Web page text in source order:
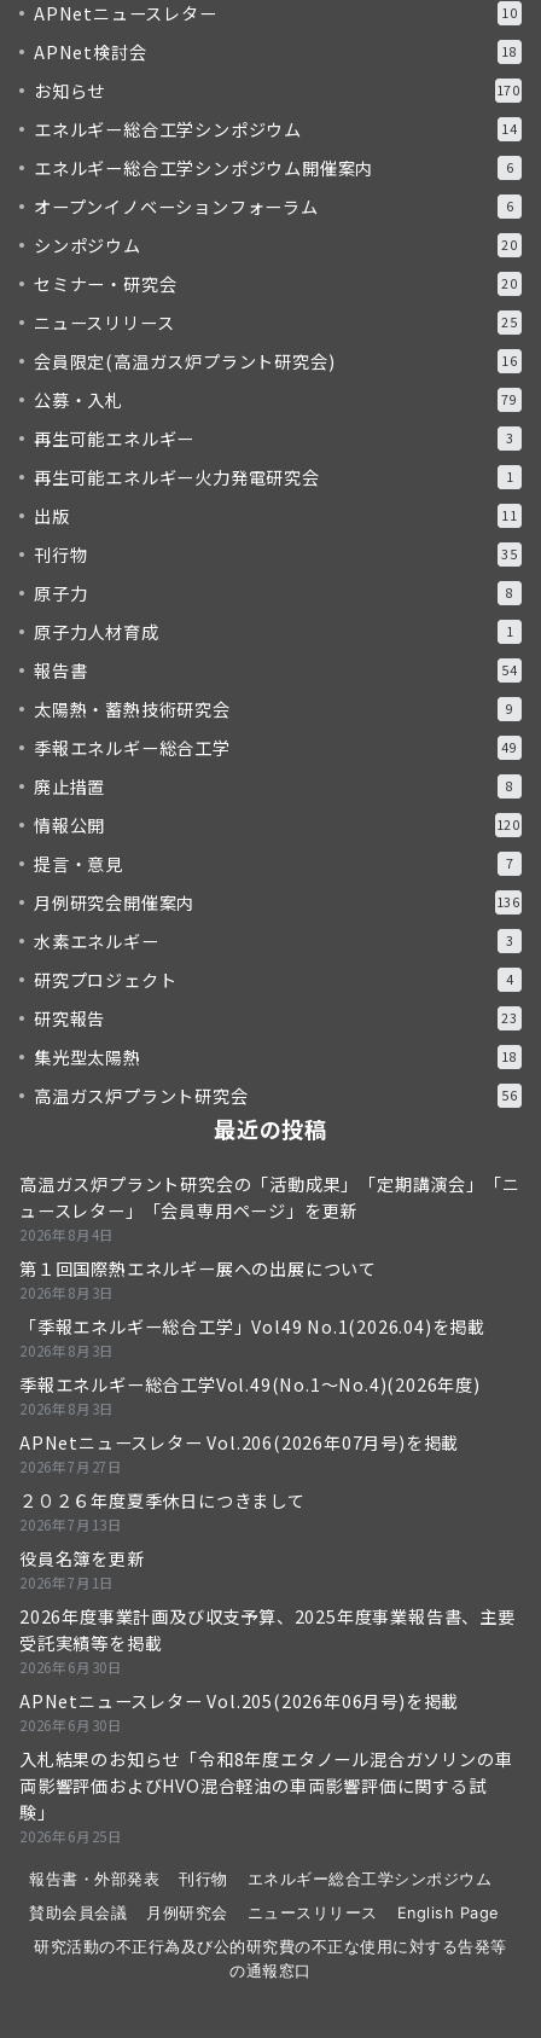
APNetニュースレター 10
APNet検討会 18
お知らせ 170
エネルギー総合工学シンポジウム 14
エネルギー総合工学シンポジウム開催案内 6
オープンイノベーションフォーラム 6
シンポジウム 20
セミナー・研究会 20
ニュースリリース 25
会員限定(高温ガス炉プラント研究会) 16
公募・入札 79
再生可能エネルギー 3
再生可能エネルギー火力発電研究会 1
出版 11
刊行物 35
原子力 8
原子力人材育成 1
報告書 54
太陽熱・蓄熱技術研究会 9
季報エネルギー総合工学 49
廃止措置 8
情報公開 120
提言・意見 7
月例研究会開催案内 136
水素エネルギー 3
研究プロジェクト 4
研究報告 23
集光型太陽熱 18
高温ガス炉プラント研究会 56
最近の投稿
高温ガス炉プラント研究会の「活動成果」「定期講演会」「ニ
ュースレター」「会員専用ページ」を更新
2026年8月4日
第１回国際熱エネルギー展への出展について
2026年8月3日
「季報エネルギー総合工学」Vol49 No.1(2026.04)を掲載
2026年8月3日
季報エネルギー総合工学Vol.49(No.1～No.4)(2026年度)
2026年8月3日
APNetニュースレター Vol.206(2026年07月号)を掲載
2026年7月27日
２０２６年度夏季休日につきまして
2026年7月13日
役員名簿を更新
2026年7月1日
2026年度事業計画及び収支予算、2025年度事業報告書、主要
受託実績等を掲載
2026年6月30日
APNetニュースレター Vol.205(2026年06月号)を掲載
2026年6月30日
入札結果のお知らせ「令和8年度エタノール混合ガソリンの車
両影響評価およびHVO混合軽油の車両影響評価に関する試
験」
2026年6月25日
報告書・外部発表 刊行物
エネルギー総合工学シンポジウム
賛助会員会議
月例研究会 ニュースリリース
English Page
研究活動の不正行為及び公的研究費の不正な使用に対する告発等
の通報窓口